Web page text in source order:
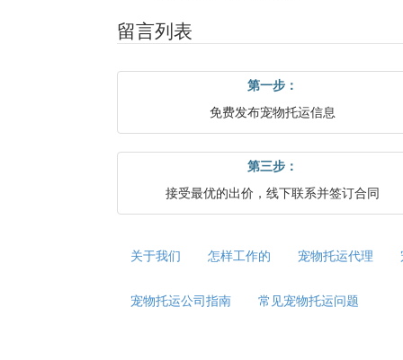
留言列表
第一步：
免费发布宠物托运信息
第三步：
接受最优的出价，线下联系并签订合同
关于我们 怎样工作的 宠物托运代理
宠物托运公司指南 常见宠物托运问题